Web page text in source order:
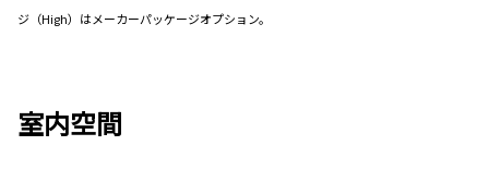
ジ（High）はメーカーパッケージオプション。
室内空間